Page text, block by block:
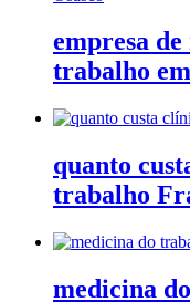
empresa
trabalho
quanto
trabalho
medicina